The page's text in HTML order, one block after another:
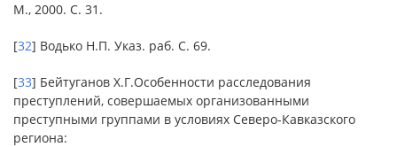
М., 2000. С. 31.
[32] Водько Н.П. Указ. раб. С. 69.
[33] Бейтуганов Х.Г.Особенности расследования
преступлений, совершаемых организованными
преступными группами в условиях Северо-Кавказского
региона: